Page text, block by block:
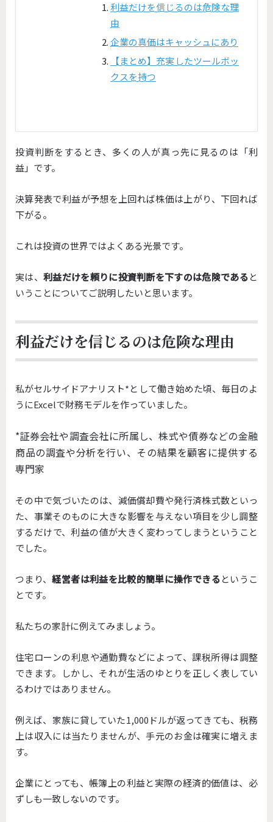
利益だけを信じるのは危険な理
由
企業の真価はキャッシュにあり
【まとめ】充実したツールボッ
クスを持つ
投資判断をするとき、多くの人が真っ先に見るのは「利
益」です。
決算発表で利益が予想を上回れば株価は上がり、下回れば
下がる。
これは投資の世界ではよくある光景です。
実は、 利益だけを頼りに投資判断を下すのは危険であると
いうことについてご説明したいと思います。
利益だけを信じるのは危険な理由
私がセルサイドアナリスト*として働き始めた頃、 毎日のよ
うにExcelで財務モデルを作っていました。
*証券会社や調査会社に所属し、株式や債券などの金融
商品の調査や分析を行い、その結果を顧客に提供する
専門家
その中で気づいたのは、減価償却費や発行済株式数といっ
た、 事業そのものに大きな影響を与えない項目を少し調整
するだけで、利益の値が大きく変わってしまうということ
でした。
つまり、経営者は利益を比較的簡単に操作できるというこ
とです。
私たちの家計に例えてみましょう。
住宅ローンの利息や通勤費などによって、課税所得は調整
できます。しかし、それが生活のゆとりを正しく表してい
るわけではありません。
例えば、家族に貸していた1,000ドルが返ってきても、税務
上は収入には当たりませんが、手元のお金は確実に増えま
す。
企業にとっても、 帳簿上の利益と実際の経済的価値は、必
ずしも一致しないのです。